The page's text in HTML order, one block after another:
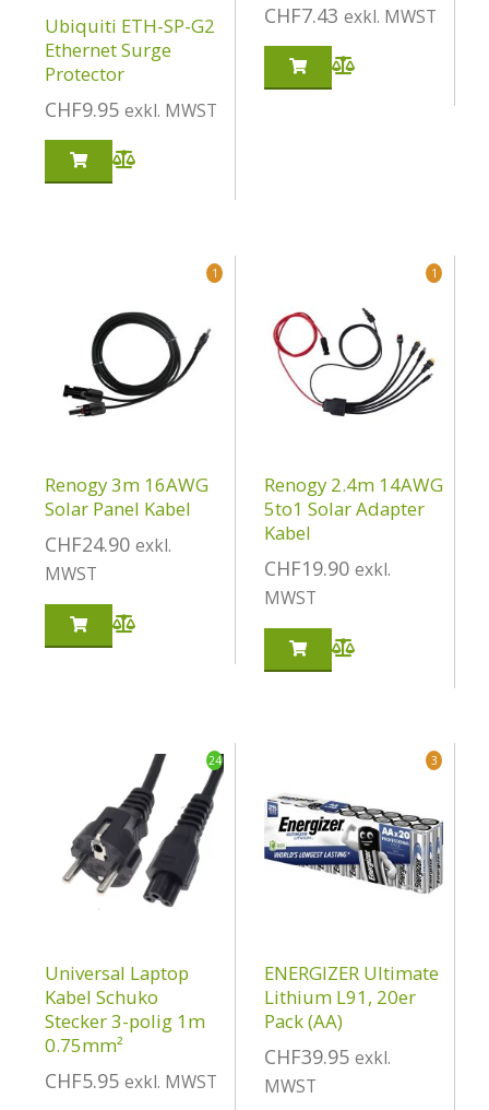
Ubiquiti ETH-SP-G2
Ethernet Surge
Protector
CHF9.95 exkl. MWST
CHF7.43 exkl. MWST
1
Renogy 3m 16AWG
Solar Panel Kabel
CHF24.90 exkl.
MWST
1
Renogy 2.4m 14AWG
5to1 Solar Adapter
Kabel
CHF19.90 exkl.
MWST
24
Universal Laptop
Kabel Schuko
Stecker 3-polig 1m
0.75mm²
CHF5.95 exkl. MWST
3
ENERGIZER Ultimate
Lithium L91, 20er
Pack (AA)
CHF39.95 exkl.
MWST